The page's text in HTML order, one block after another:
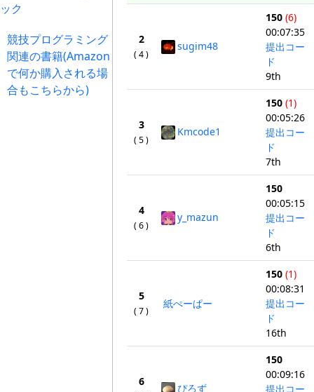
ック
競技プログラミング
関連の書籍(Amazon
で何か購入される場
合もこちらから)
2
( 4 )
sugim48
150 (6)
00:07:35
提出コー
ド
9th
3
( 5 )
Kmcode1
150 (1)
00:05:26
提出コー
ド
7th
4
( 6 )
y_mazun
150
00:05:15
提出コー
ド
6th
5
( 7 )
紙ぺーぱー
150 (1)
00:08:31
提出コー
ド
16th
6
ぴろず
150
00:09:16
提出コー